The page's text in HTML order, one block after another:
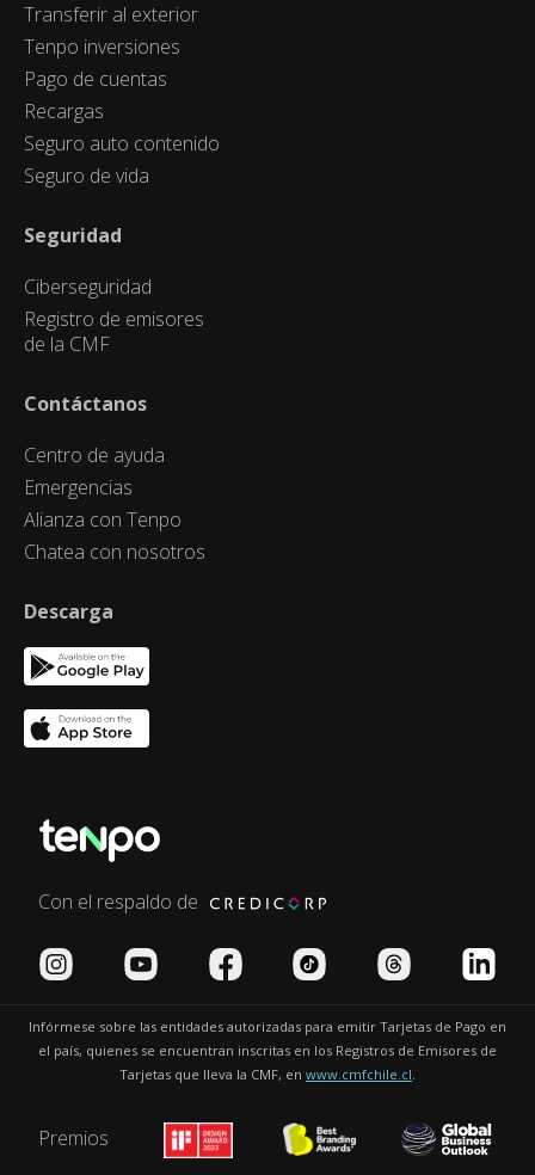
Transferir al exterior
Tenpo inversiones
Pago de cuentas
Recargas
Seguro auto contenido
Seguro de vida
Seguridad
Ciberseguridad
Registro de emisores
de la CMF
Contáctanos
Centro de ayuda
Emergencias
Alianza con Tenpo
Chatea con nosotros
Descarga
Con el respaldo de
Infórmese sobre las entidades autorizadas para emitir Tarjetas de Pago en
el país, quienes se encuentran inscritas en los Registros de Emisores de
Tarjetas que lleva la CMF, en www.cmfchile.cl
Premios